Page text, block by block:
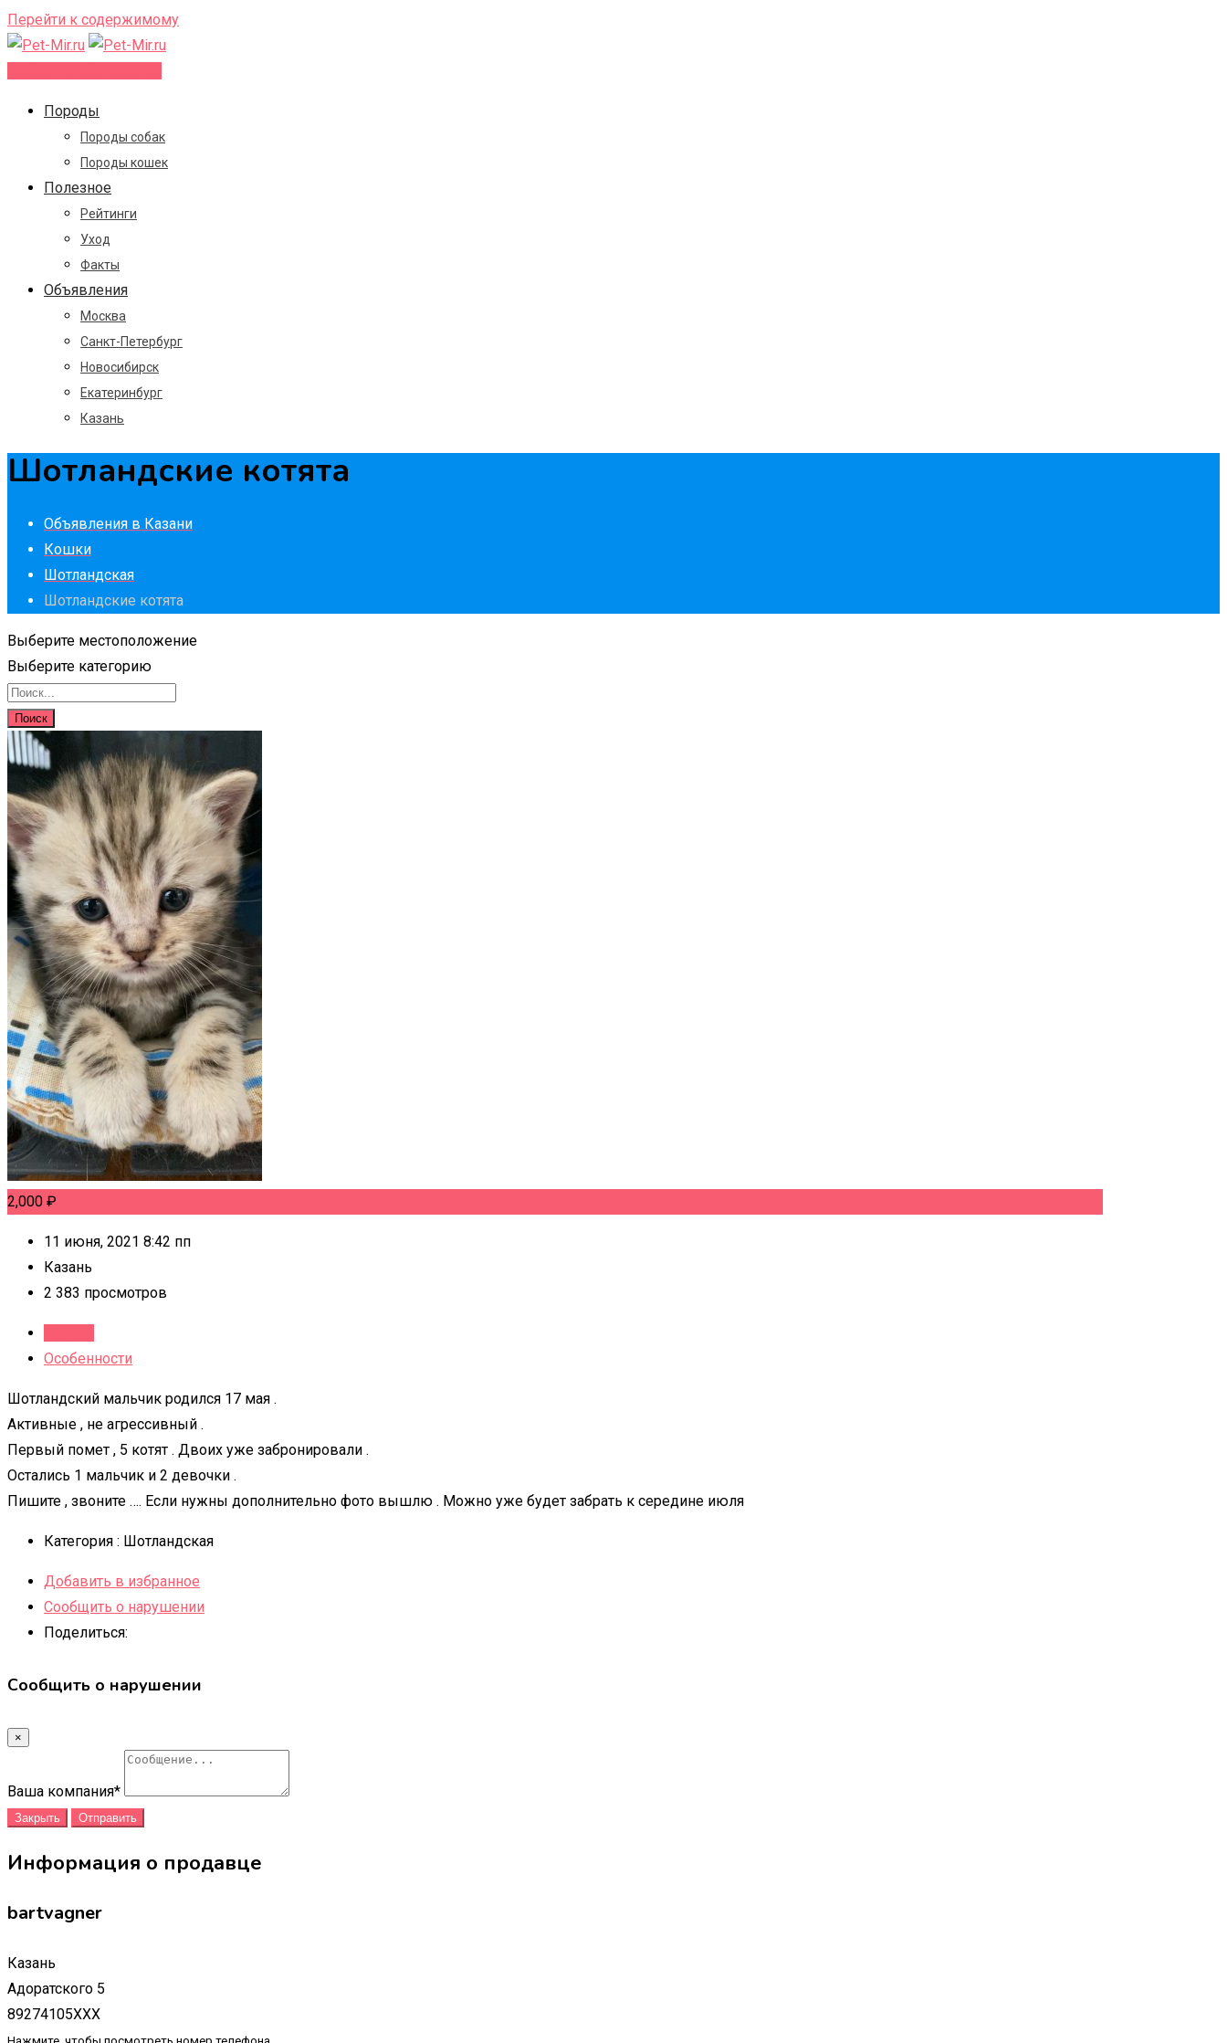
Перейти к содержимому
Породы
Породы собак
Породы кошек
Полезное
Рейтинги
Уход
Факты
Объявления
Москва
Санкт-Петербург
Новосибирск
Екатеринбург
Казань
Шотландские котята
Объявления в Казани
Кошки
Шотландская
Шотландские котята
Выберите местоположение
Выберите категорию
Поиск
2,000 ₽
11 июня, 2021 8:42 пп
Казань
2 383 просмотров
Особенности
Шотландский мальчик родился 17 мая .
Активные , не агрессивный .
Первый помет , 5 котят . Двоих уже забронировали .
Остались 1 мальчик и 2 девочки .
Пишите , звоните …. Если нужны дополнительно фото вышлю . Можно уже будет забрать к середине июля
Категория : Шотландская
Добавить в избранное
Сообщить о нарушении
Поделиться:
Сообщить о нарушении
×
Ваша компания*
Закрыть Отправить
Информация о продавце
bartvagner
Казань
Адоратского 5
89274105XXX
Нажмите, чтобы посмотреть номер телефона